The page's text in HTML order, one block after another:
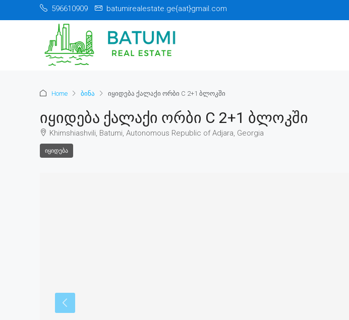
596610909 batumirealestate.ge{aat}gmail.com
Home ბინა იყიდება ქალაქი ორბი C 2+1 ბლოკში
Იყიდება Ქალაქი Ორბი C 2+1 Ბლოკში
Khimshiashvili, Batumi, Autonomous Republic of Adjara, Georgia
ᲘᲧᲘᲓᲔᲑᲐ